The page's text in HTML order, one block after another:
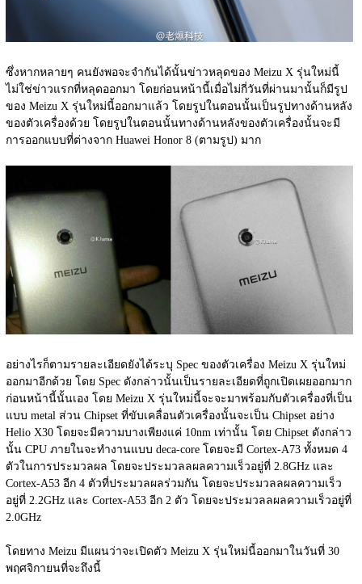
ซึ่งหากหลายๆ คนยังพอจะจำกันได้นั้นข่าวหลุดของ Meizu X รุ่นใหม่นี้
ไม่ใช่ข่าวแรกที่หลุดออกมา โดยก่อนหน้านี้เมื่อไม่กี่วันที่ผ่านมานั้นก็มีรูป
ของ Meizu X รุ่นใหม่นี้ออกมาแล้ว โดยรูปในตอนนั้นเป็นรูปทางด้านหลัง
ของตัวเครื่องด้วย โดยรูปในตอนนั้นทางด้านหลังของตัวเครื่องนั้นจะมี
การออกแบบที่ต่างจาก Huawei Honor 8 (ตามรูป) มาก
อย่างไรก็ตามรายละเอียดยังได้ระบุ Spec ของตัวเครื่อง Meizu X รุ่นใหม่
ออกมาอีกด้วย โดย Spec ดังกล่าวนั้นเป็นรายละเอียดที่ถูกเปิดเผยออกมาก
ก่อนหน้านี้นั้นเอง โดย Meizu X รุ่นใหม่นี้จะจะมาพร้อมกับตัวเครื่องที่เป็น
แบบ metal ส่วน Chipset ที่ขับเคลื่อนตัวเครื่องนั้นจะเป็น Chipset อย่าง
Helio X30 โดยจะมีความบางเพียงแค่ 10nm เท่านั้น โดย Chipset ดังกล่าว
นั้น CPU ภายในจะทำงานแบบ deca-core โดยจะมี Cortex-A73 ทั้งหมด 4
ตัวในการประมวลผล โดยจะประมวลลผลความเร็วอยู่ที่ 2.8GHz และ
Cortex-A53 อีก 4 ตัวที่ประมวลผลร่วมกัน โดยจะประมวลลผลความเร็ว
อยู่ที่ 2.2GHz และ Cortex-A53 อีก 2 ตัว โดยจะประมวลลผลความเร็วอยู่ที่
2.0GHz
โดยทาง Meizu มีแผนว่าจะเปิดตัว Meizu X รุ่นใหม่นี้ออกมาในวันที่ 30
พฤศจิกายนที่จะถึงนี้